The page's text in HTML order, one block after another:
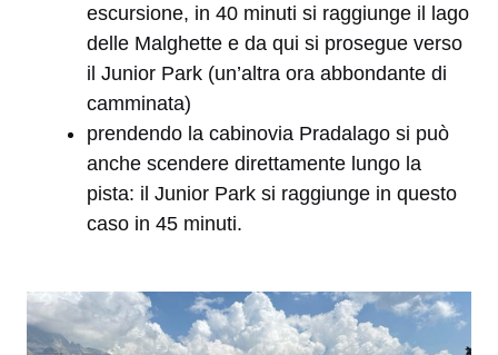
escursione, in 40 minuti si raggiunge il lago
delle Malghette e da qui si prosegue verso
il Junior Park (un’altra ora abbondante di
camminata)
⁠prendendo la cabinovia Pradalago si può
anche scendere direttamente lungo la
pista: il Junior Park si raggiunge in questo
caso in 45 minuti.